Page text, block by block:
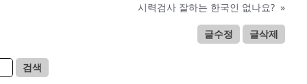
시력검사 잘하는 한국인 없나요? »
글수정 글삭제
검색